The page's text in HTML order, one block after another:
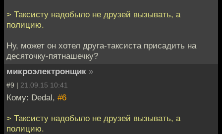
> Таксисту надобыло не друзей вызывать, а
полицию.
Ну, может он хотел друга-таксиста присадить на
десяточку-пятнашечку?
микроэлектронщик »
#9 | 21.09.15 10:41
Кому: Dedal, #6
> Таксисту надобыло не друзей вызывать, а
полицию.